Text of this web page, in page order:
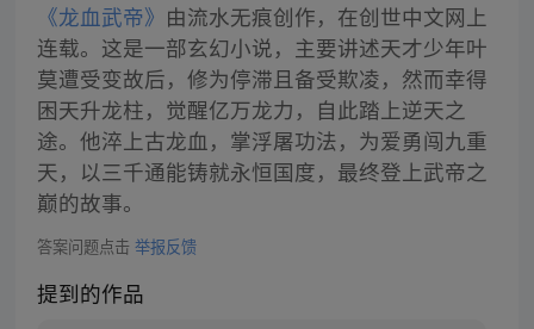
《龙血武帝》 由流水无痕创作，在创世中文网上
连载。这是一部玄幻小说，主要讲述天才少年叶
莫遭受变故后，修为停滞且备受欺凌，然而幸得
困天升龙柱，觉醒亿万龙力，自此踏上逆天之
途。他淬上古龙血，掌浮屠功法，为爱勇闯九重
天，以三千通能铸就永恒国度，最终登上武帝之
巅的故事。
答案问题点击 举报反馈
提到的作品